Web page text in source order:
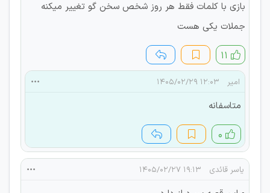
بازی با کلمات فقط هر روز شخص سخن گو تغییر میکنه
جملات یکی هست
۱۱
امیر ۱۲:۰۳ ۱۴۰۵/۰۲/۲۹
متاسفانه
۰
یاسر قائدی ۱۹:۱۳ ۱۴۰۵/۰۲/۲۷